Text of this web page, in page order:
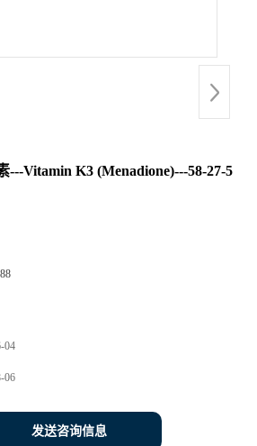
---Vitamin K3 (Menadione)---58-27-5
04
06
发送咨询信息